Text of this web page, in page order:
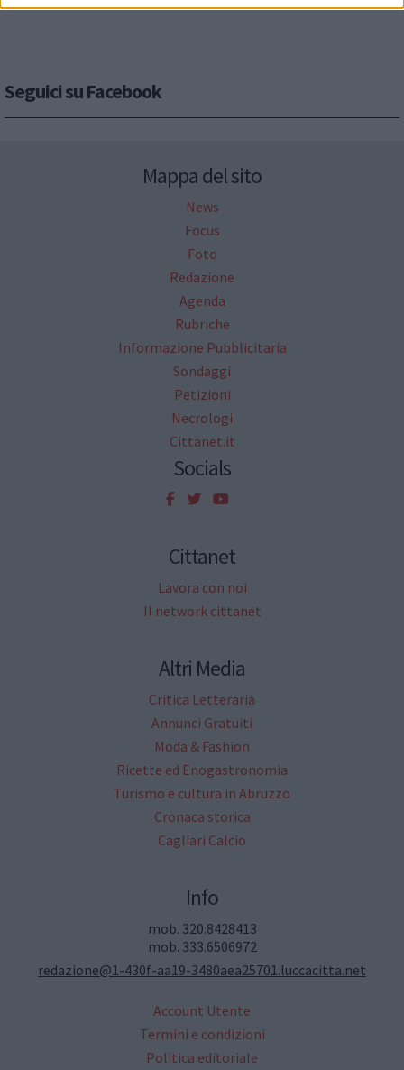
Seguici su Facebook
Mappa del sito
News
Focus
Foto
Redazione
Agenda
Rubriche
Informazione Pubblicitaria
Sondaggi
Petizioni
Necrologi
Cittanet.it
Socials
Cittanet
Lavora con noi
Il network cittanet
Altri Media
Critica Letteraria
Annunci Gratuiti
Moda & Fashion
Ricette ed Enogastronomia
Turismo e cultura in Abruzzo
Cronaca storica
Cagliari Calcio
Info
mob. 320.8428413
mob. 333.6506972
redazione@1-430f-aa19-3480aea25701.luccacitta.net
Account Utente
Termini e condizioni
Politica editoriale